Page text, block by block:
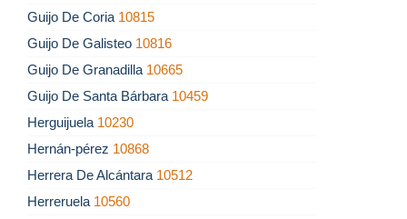
Guijo De Coria 10815
Guijo De Galisteo 10816
Guijo De Granadilla 10665
Guijo De Santa Bárbara 10459
Herguijuela 10230
Hernán-pérez 10868
Herrera De Alcántara 10512
Herreruela 10560